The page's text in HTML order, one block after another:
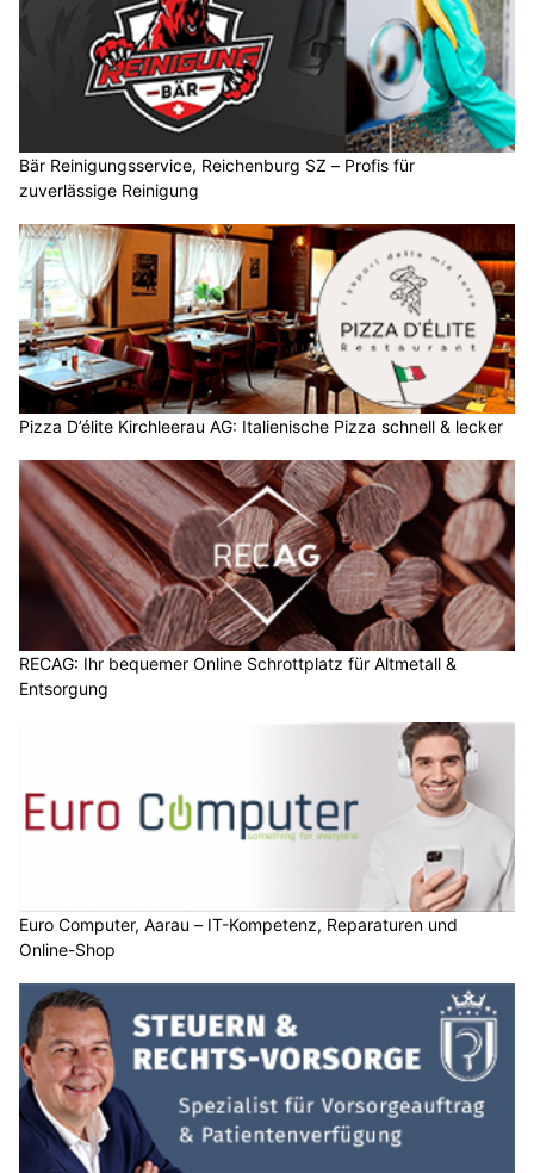
Bär Reinigungsservice, Reichenburg SZ – Profis für
zuverlässige Reinigung
Pizza D’élite Kirchleerau AG: Italienische Pizza schnell & lecker
RECAG: Ihr bequemer Online Schrottplatz für Altmetall &
Entsorgung
Euro Computer, Aarau – IT-Kompetenz, Reparaturen und
Online-Shop